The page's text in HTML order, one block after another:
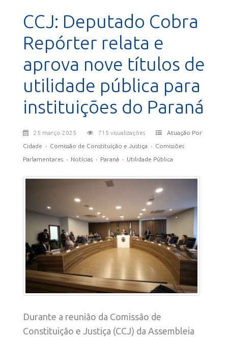
CCJ: Deputado Cobra
Repórter relata e
aprova nove títulos de
utilidade pública para
instituições do Paraná
25 março 2025 715 visualizações
Atuação Por
Cidade › Comissão de Constituição e Justiça › Comissões
Parlamentares › Notícias › Paraná › Utilidade Pública
Durante a reunião da Comissão de
Constituição e Justiça (CCJ) da Assembleia